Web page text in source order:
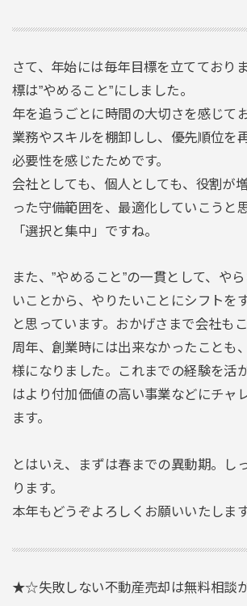
さて、年始には毎年目標を立てており
標は”やめること”にしました。
年を追うごとに時間の大切さを感じて
業務やスキルを棚卸しし、優先順位を
必要性を感じたためです。
会社としても、個人としても、役割が
った守備範囲を、最適化していこうと
「選択と集中」ですね。
また、”やめること”の一貫として、や
いことから、やりたいことにシフトを
と思っています。おかげさまで会社も
周年、創業時には出来なかったことも
様になりました。これまでの経験を活
はより付加価値の高い事業などにチャ
ます。
とはいえ、まずは春までの異動期。し
ります。
本年もどうぞよろしくお願いいたします
★☆失敗しない不動産売却は無料相